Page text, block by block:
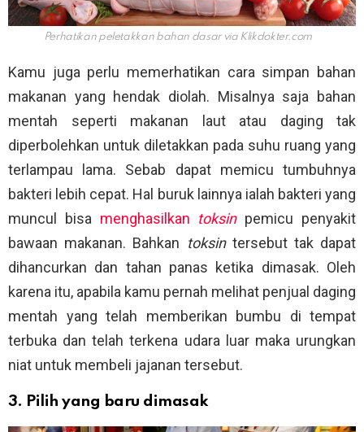
Perhatikan peletakkan bahan dasar viaKlikdokter.com
Kamu juga perlu memerhatikan cara simpan bahan
makanan yang hendak diolah. Misalnya saja bahan
mentah seperti makanan laut atau daging tak
diperbolehkan untuk diletakkan pada suhu ruang yang
terlampau lama. Sebab dapat memicu tumbuhnya
bakteri lebih cepat. Hal buruk lainnya ialah bakteri yang
muncul bisa menghasilkan toksinpemicu penyakit
bawaan makanan. Bahkan toksin tersebut tak dapat
dihancurkan dan tahan panas ketika dimasak. Oleh
karena itu, apabila kamu pernah melihat penjual daging
mentah yang telah memberikan bumbu di tempat
terbuka dan telah terkena udara luar maka urungkan
niat untuk membeli jajanan tersebut.
3. Pilih yang baru dimasak